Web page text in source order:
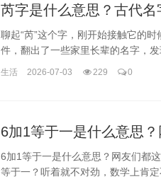
芮字是什么意思？古代
聊起“芮”这个字，刚开始接触它的
件，翻出了一些家里长辈的名字，发
生活 2026-07-03 229 0
6加1等于一是什么意思？
6加1等于一是什么意思？网友们都
等于一？听着就不对劲，数学上肯定